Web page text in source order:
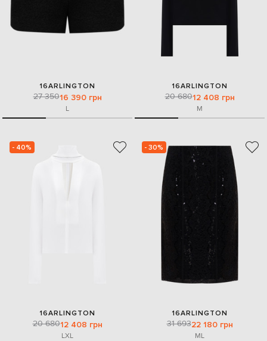
16ARLINGTON
27 35016 390 грн
L
16ARLINGTON
20 68012 408 грн
M
- 40%
16ARLINGTON
20 68012 408 грн
LXL
- 30%
16ARLINGTON
31 69322 180 грн
ML